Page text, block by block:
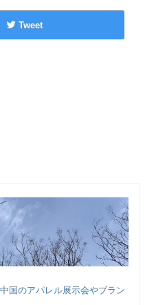
Tweet
国のアパレル展示会やブラン